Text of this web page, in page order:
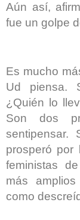
Aún así,
fue un golpe
Es mucho
Ud piensa.
¿Quién lo
Son dos
prosperó por
feministas
más
como